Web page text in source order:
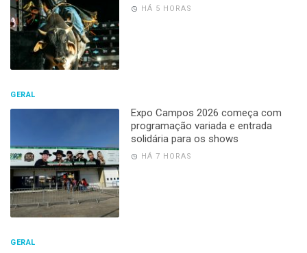
HÁ 5 HORAS
GERAL
Expo Campos 2026 começa com
programação variada e entrada
solidária para os shows
HÁ 7 HORAS
GERAL